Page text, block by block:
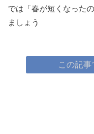
では「春が短くなった
ましょう
この記事